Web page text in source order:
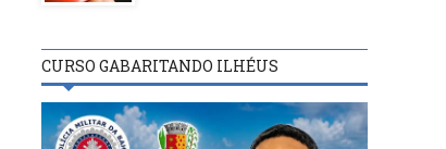
CURSO GABARITANDO ILHÉUS